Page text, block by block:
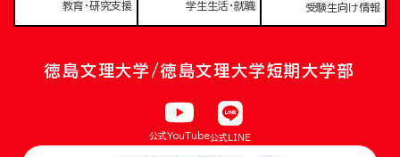
教育・研究支援 学生生活・就職 受験生向け情報
徳島文理大学/徳島文理大学短期大学部
公式YouTube公式LINE